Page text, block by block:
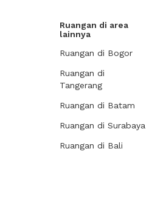
Ruangan di area
lainnya
Ruangan di Bogor
Ruangan di
Tangerang
Ruangan di Batam
Ruangan di Surabaya
Ruangan di Bali